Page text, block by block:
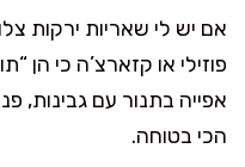
אם יש לי שאריות ירקות
פוזילי או קזארצ’ה כי הן
אפייה בתנור עם גבינות,
הכי בטוחה.